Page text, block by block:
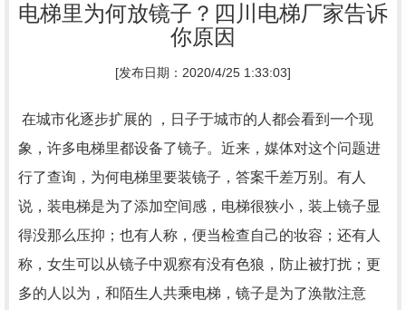
电梯里为何放镜子？四川电梯厂家告诉
你原因
[发布日期：2020/4/25 1:33:03]
在城市化逐步扩展的 ，日子于城市的人都会看到一个现
象，许多电梯里都设备了镜子。近来，媒体对这个问题进
行了查询，为何电梯里要装镜子，答案千差万别。有人
说，装电梯是为了添加空间感，电梯很狭小，装上镜子显
得没那么压抑；也有人称，便当检查自己的妆容；还有人
称，女生可以从镜子中观察有没有色狼，防止被打扰；更
多的人以为，和陌生人共乘电梯，镜子是为了涣散注意